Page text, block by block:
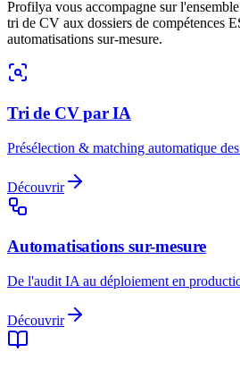
Profilya vous accompagne sur
tri de CV aux dossiers de compétences
automatisations sur-mesure.
Tri de CV par IA
Présélection & matching automatique
Découvrir
Automatisations sur-mesure
De l'audit IA au déploiement en
Découvrir